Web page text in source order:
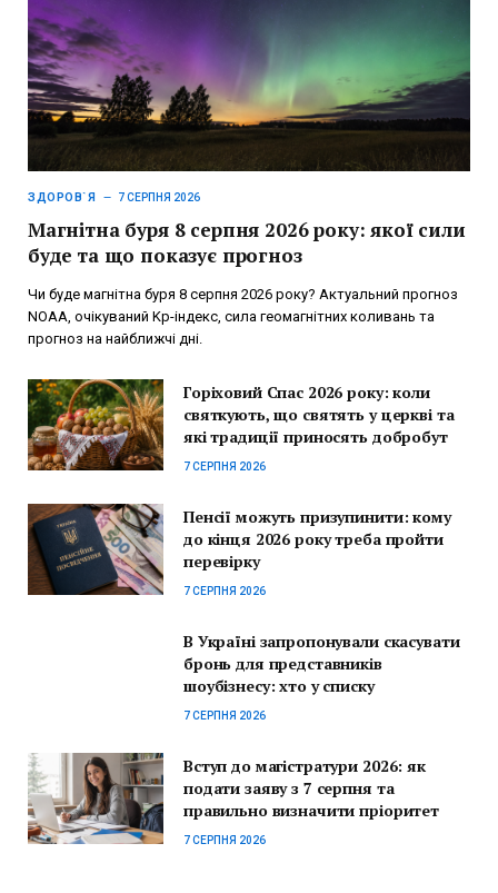
ЗДОРОВ`Я 7 СЕРПНЯ 2026
Магнітна буря 8 серпня 2026 року: якої сили
буде та що показує прогноз
Чи буде магнітна буря 8 серпня 2026 року? Актуальний прогноз
NOAA, очікуваний Kp-індекс, сила геомагнітних коливань та
прогноз на найближчі дні.
Горіховий Спас 2026 року: коли
святкують, що святять у церкві та
які традиції приносять добробут
7 СЕРПНЯ 2026
Пенсії можуть призупинити: кому
до кінця 2026 року треба пройти
перевірку
7 СЕРПНЯ 2026
В Україні запропонували скасувати
бронь для представників
шоубізнесу: хто у списку
7 СЕРПНЯ 2026
Вступ до магістратури 2026: як
подати заяву з 7 серпня та
правильно визначити пріоритет
7 СЕРПНЯ 2026